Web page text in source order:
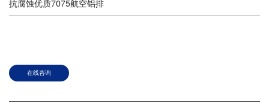
抗腐蚀优质7075航空铝排
在线咨询